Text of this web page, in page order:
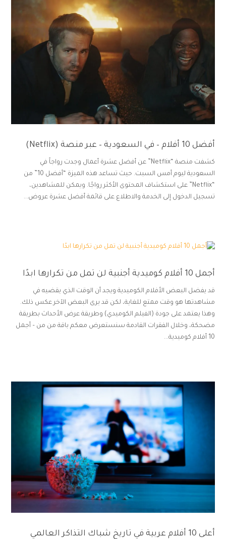
أفضل 10 أفلام – في السعودية – عبر منصة (Netflix)
كشفت منصة “Netflix” عن أفضل عشرة أعمال وجدت رواجاً في
السعودية ليوم أمس السبت. حيث تساعد هذه الميزة “أفضل 10” من
“Netflix” على استكشاف المحتوى الأكثر رواجًا. ويمكن للمشاهدين،
تسجيل الدخول إلى الخدمة والاطلاع على قائمة أفضل عشرة عروض...
أجمل 10 أفلام كوميدية أجنبية لن تمل من تكرارها ابدًا
قد يفضل البعض الأفلام الكوميدية ويجد أن الوقت الذي يقضيه في
مشاهدتها هو وقت ممتع للغاية، لكن قد يرى البعض الآخر عكس ذلك.
وهذا يعتمد على جودة (الفيلم الكوميدي) وطريقة عرض الأحداث بطريقة
مضحكة، وخلال الفقرات القادمة سنستعرض معكم باقة من من – أجمل
10 أفلام كوميدية...
أعلى 10 أفلام عربية في تاريخ شباك التذاكر العالمي